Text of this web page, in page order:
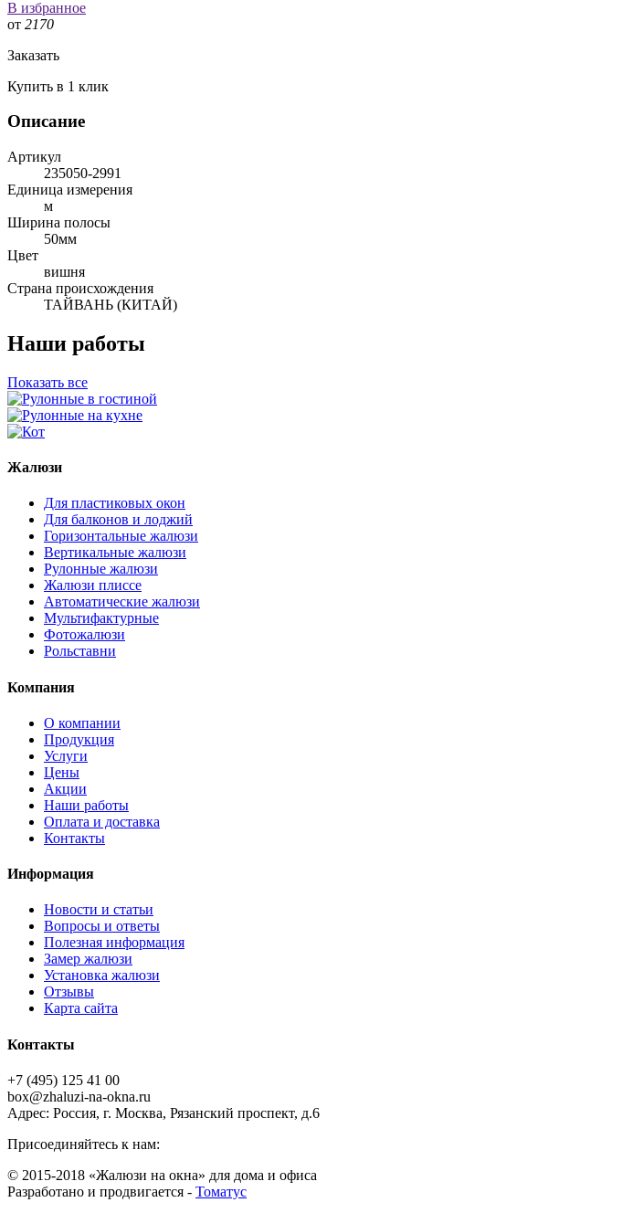
В избранное
от 2170
Заказать
Купить в 1 клик
Описание
Артикул
235050-2991
Единица измерения
м
Ширина полосы
50мм
Цвет
вишня
Страна происхождения
ТАЙВАНЬ (КИТАЙ)
Наши работы
Показать все
Жалюзи
Для пластиковых окон
Для балконов и лоджий
Горизонтальные жалюзи
Вертикальные жалюзи
Рулонные жалюзи
Жалюзи плиссе
Автоматические жалюзи
Мультифактурные
Фотожалюзи
Рольставни
Компания
О компании
Продукция
Услуги
Цены
Акции
Наши работы
Оплата и доставка
Контакты
Информация
Новости и статьи
Вопросы и ответы
Полезная информация
Замер жалюзи
Установка жалюзи
Отзывы
Карта сайта
Контакты
+7 (495) 125 41 00
box@zhaluzi-na-okna.ru
Адрес: Россия, г. Москва, Рязанский проспект, д.6
Присоединяйтесь к нам:
© 2015-2018 «Жалюзи на окна» для дома и офиса
Разработано и продвигается - Томатус